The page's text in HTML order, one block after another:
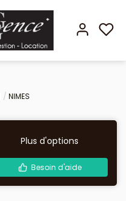
NIMES
Plus d'options
Besoin d'aide